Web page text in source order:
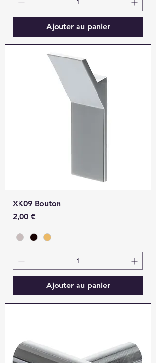
Ajouter au panier
XK09 Bouton
Prix
2,00 €
Ajouter au panier